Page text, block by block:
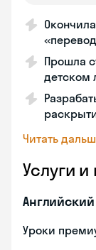
Прошла
детском
Читать
Услуги
Уроки